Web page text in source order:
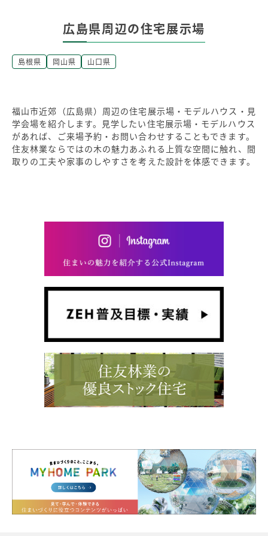
広島県周辺の住宅展示場
島根県 岡山県 山口県
福山市近郊（広島県）周辺の住宅展示場・モデルハウス・見
学会場を紹介します。見学したい住宅展示場・モデルハウス
があれば、ご来場予約・お問い合わせすることもできます。
住友林業ならではの木の魅力あふれる上質な空間に触れ、間
取りの工夫や家事のしやすさを考えた設計を体感できます。